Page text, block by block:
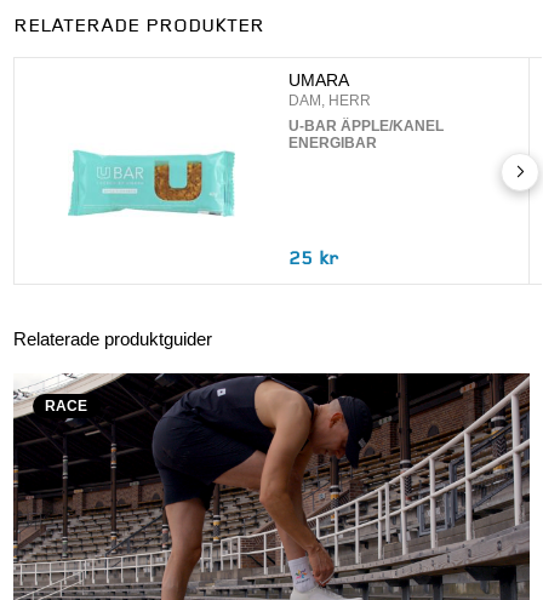
RELATERADE PRODUKTER
UMARA
DAM, HERR
U-BAR ÄPPLE/KANEL
ENERGIBAR
25 kr
Relaterade produktguider
RACE